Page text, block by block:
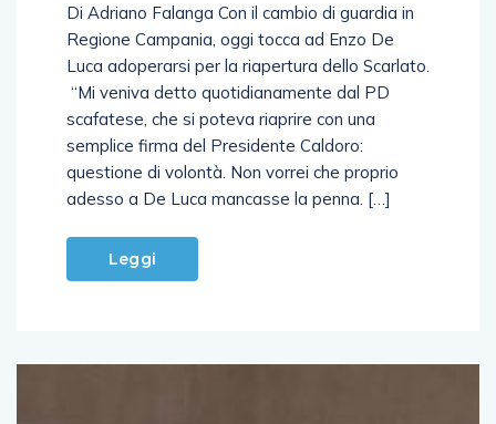
Di Adriano Falanga Con il cambio di guardia in
Regione Campania, oggi tocca ad Enzo De
Luca adoperarsi per la riapertura dello Scarlato.
“Mi veniva detto quotidianamente dal PD
scafatese, che si poteva riaprire con una
semplice firma del Presidente Caldoro:
questione di volontà. Non vorrei che proprio
adesso a De Luca mancasse la penna. […]
Leggi